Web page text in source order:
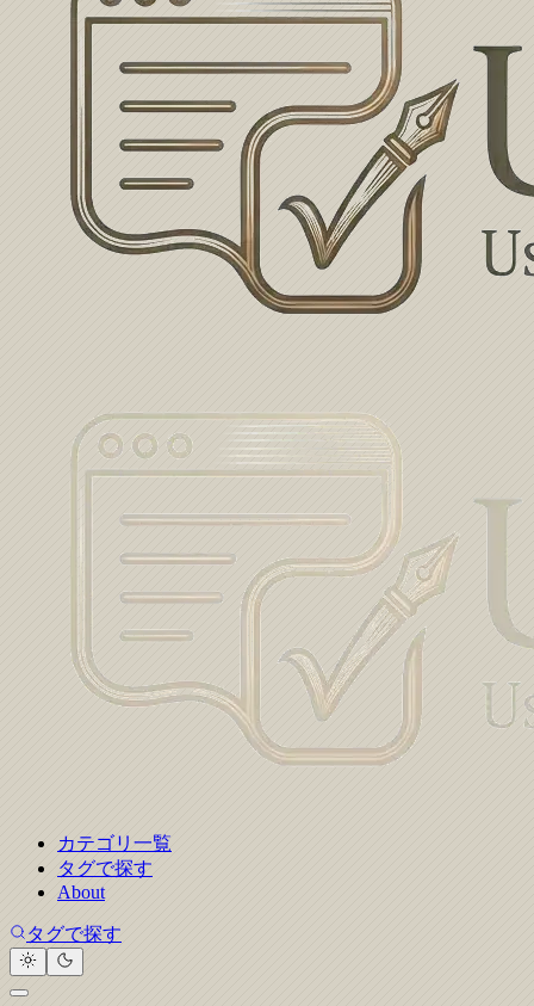
カテゴリ一覧
タグで探す
About
タグで探す